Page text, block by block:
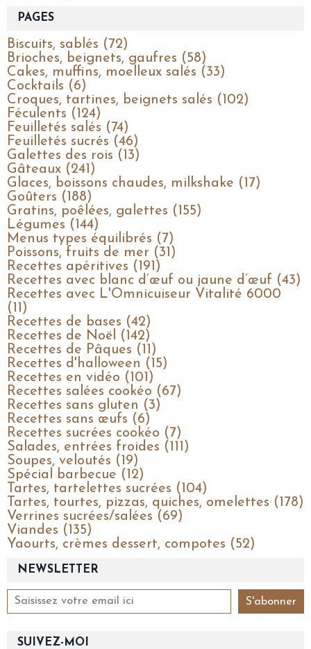
NEWSLETTER
SUIVEZ-MOI
PAGES
Biscuits, sablés (72)
Brioches, beignets, gaufres (58)
Cakes, muffins, moelleux salés (33)
Cocktails (6)
Croques, tartines, beignets salés (102)
Féculents (124)
Feuilletés salés (74)
Feuilletés sucrés (46)
Galettes des rois (13)
Gâteaux (241)
Glaces, boissons chaudes, milkshake (17)
Goûters (188)
Gratins, poêlées, galettes (155)
Légumes (144)
Menus types équilibrés (7)
Poissons, fruits de mer (31)
Recettes apéritives (191)
Recettes avec blanc d’œuf ou jaune d’œuf (43)
Recettes avec L'Omnicuiseur Vitalité 6000
(11)
Recettes de bases (42)
Recettes de Noël (142)
Recettes de Pâques (11)
Recettes d'halloween (15)
Recettes en vidéo (101)
Recettes salées cookéo (67)
Recettes sans gluten (3)
Recettes sans œufs (6)
Recettes sucrées cookéo (7)
Salades, entrées froides (111)
Soupes, veloutés (19)
Spécial barbecue (12)
Tartes, tartelettes sucrées (104)
Tartes, tourtes, pizzas, quiches, omelettes (178)
Verrines sucrées/salées (69)
Viandes (135)
Yaourts, crèmes dessert, compotes (52)